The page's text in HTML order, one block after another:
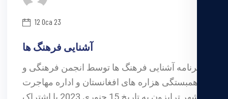
12 Oca 23
آشنایی فرهنگ ها
برنامه آشنایی فرهنگ ها توسط انجمن فرهنگی و
همبستگی هزاره های افغانستان و اداره مهاجرت
شهر ترابزون به تاریخ 15 جنوری 2023 با اشتراک